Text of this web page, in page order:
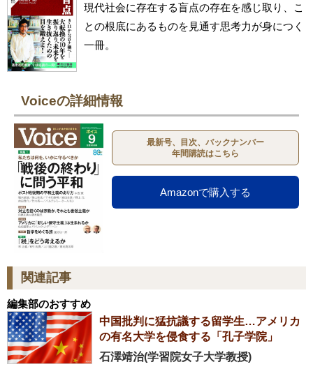
現代社会に存在する盲点の存在を感じ取り、こ
との根底にあるものを見通す思考力が身につく
一冊。
Voiceの詳細情報
最新号、目次、バックナンバー
年間購読はこちら
Amazonで購入する
関連記事
編集部のおすすめ
中国批判に猛抗議する留学生…アメリカ
の有名大学を侵食する「孔子学院」
石澤靖治(学習院女子大学教授)